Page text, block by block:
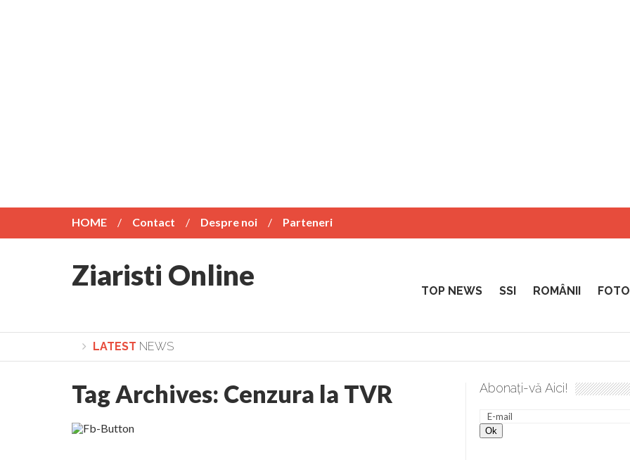
HOME Contact Despre noi Parteneri
Ziaristi Online TOP NEWS SSI ROMÂNII
LATEST NEWS
Lepădarea de sine și urmarea lui Hristos. Calea spre desăvârșire. Gând de duminică de Elena Solunca Moise
Tag Archives: Cenzura la TVR Abonați-vă Aici!